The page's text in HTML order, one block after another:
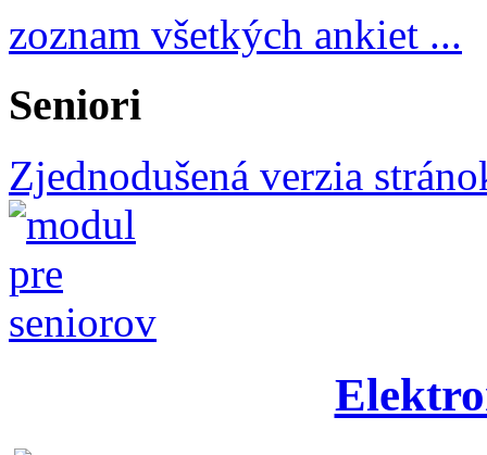
zoznam všetkých ankiet ...
Seniori
Zjednodušená verzia